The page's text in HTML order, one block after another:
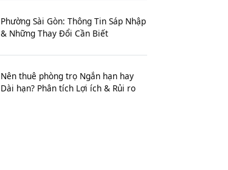
Phường Sài Gòn: Thông Tin Sáp Nhập
& Những Thay Đổi Cần Biết
Nên thuê phòng trọ Ngắn hạn hay
Dài hạn? Phân tích Lợi ích & Rủi ro